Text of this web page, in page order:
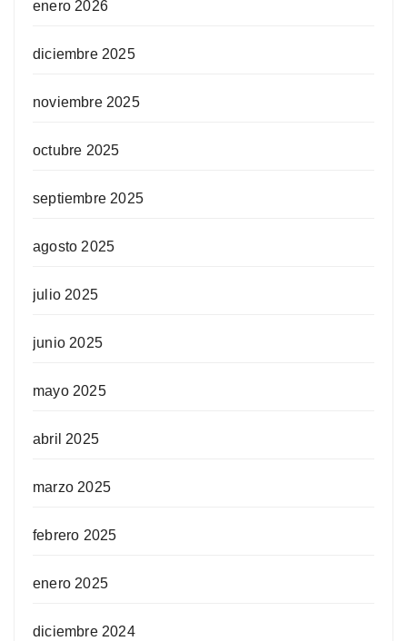
enero 2026
diciembre 2025
noviembre 2025
octubre 2025
septiembre 2025
agosto 2025
julio 2025
junio 2025
mayo 2025
abril 2025
marzo 2025
febrero 2025
enero 2025
diciembre 2024